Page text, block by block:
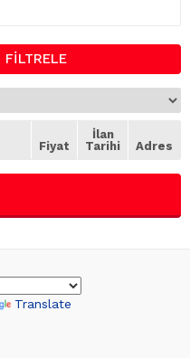
FİLTRELE
Fiyat
İlan
Tarihi
Adres
Translate